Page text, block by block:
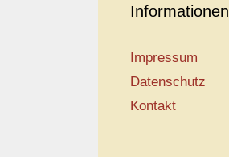
Informationen
Impressum
Datenschutz
Kontakt